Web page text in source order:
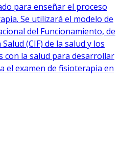
para enseñar el proceso
Se utilizará el modelo de
del Funcionamiento, de
(CIF) de la salud y los
con la salud para desarrollar
el examen de fisioterapia en